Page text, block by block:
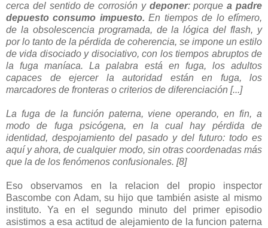
cerca del sentido de corrosión y deponer: porquea padre
depuesto consumo impuesto. En tiempos de lo efímero,
de la obsolescencia programada, de la lógica del flash, y
por lo tanto de la pérdida de coherencia, se impone un estilo
de vida disociado y disociativo, con los tiempos abruptos de
la fuga maníaca. La palabra está en fuga, los adultos
capaces de ejercer la autoridad están en fuga, los
marcadores de fronteras o criterios de diferenciación [...]
La fuga de la función paterna, viene operando, en fin, a
modo de fuga psicógena, en la cual hay pérdida de
identidad, despojamiento del pasado y del futuro: todo es
aquí y ahora, de cualquier modo, sin otras coordenadas más
que la de los fenómenos confusionales. [8]
Eso observamos en la relacion del propio inspector
Bascombe con Adam, su hijo que también asiste al mismo
instituto. Ya en el segundo minuto del primer episodio
asistimos a esa actitud de alejamiento de la funcion paterna